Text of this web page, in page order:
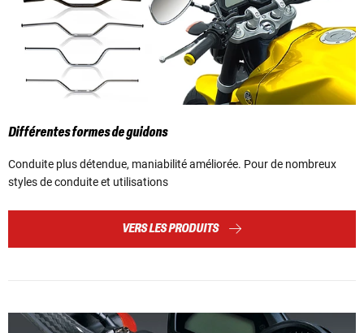
Différentes formes de guidons
Conduite plus détendue, maniabilité améliorée. Pour de nombreux
styles de conduite et utilisations
VERS LES PRODUITS